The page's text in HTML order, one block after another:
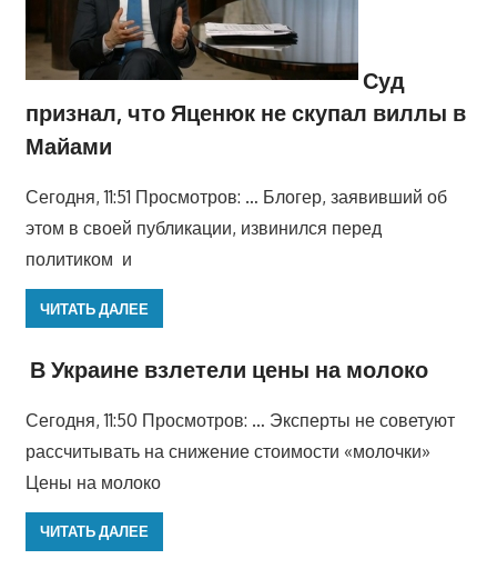
Суд
признал, что Яценюк не скупал виллы в
Майами
Сегодня, 11:51 Просмотров: … Блогер, заявивший об
этом в своей публикации, извинился перед
политиком и
ЧИТАТЬ ДАЛЕЕ
В Украине взлетели цены на молоко
Сегодня, 11:50 Просмотров: … Эксперты не советуют
рассчитывать на снижение стоимости «молочки»
Цены на молоко
ЧИТАТЬ ДАЛЕЕ